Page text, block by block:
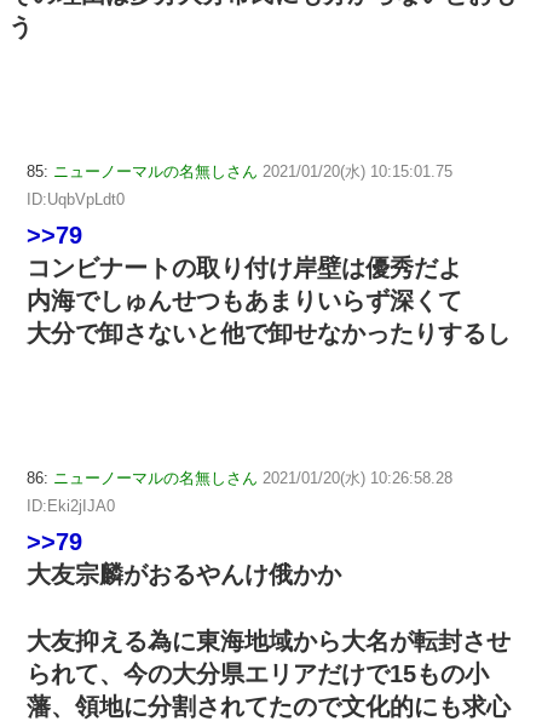
う
85: ニューノーマルの名無しさん 2021/01/20(水) 10:15:01.75
ID:UqbVpLdt0
>>79
コンビナートの取り付け岸壁は優秀だよ
内海でしゅんせつもあまりいらず深くて
大分で卸さないと他で卸せなかったりするし
86: ニューノーマルの名無しさん 2021/01/20(水) 10:26:58.28
ID:Eki2jIJA0
>>79
大友宗麟がおるやんけ俄かか
大友抑える為に東海地域から大名が転封させ
られて、今の大分県エリアだけで15もの小
藩、領地に分割されてたので文化的にも求心